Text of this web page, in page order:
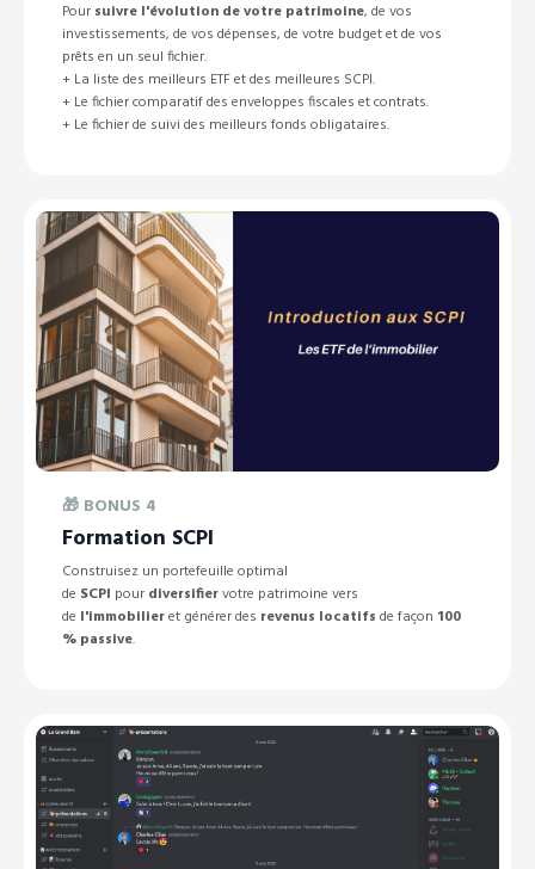
Pour suivre l'évolution de votre patrimoine, de vos
investissements, de vos dépenses, de votre budget et de vos
prêts en un seul fichier.
+ La liste des meilleurs ETF et des meilleures SCPI.
+ Le fichier comparatif des enveloppes fiscales et contrats.
+ Le fichier de suivi des meilleurs fonds obligataires.
🎁 BONUS 4
Formation SCPI
Construisez un portefeuille optimal
de SCPI pour diversifiervotre patrimoine vers
de l'immobilieret générer des revenus locatifs de façon 100
% passive.